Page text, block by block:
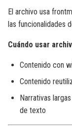
El archivo usa
las funcionalidades
Cuándo usar
Contenido con
Contenido
Narrativas
de texto